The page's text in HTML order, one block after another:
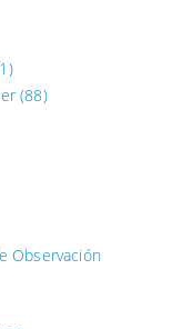
(88)
Observación